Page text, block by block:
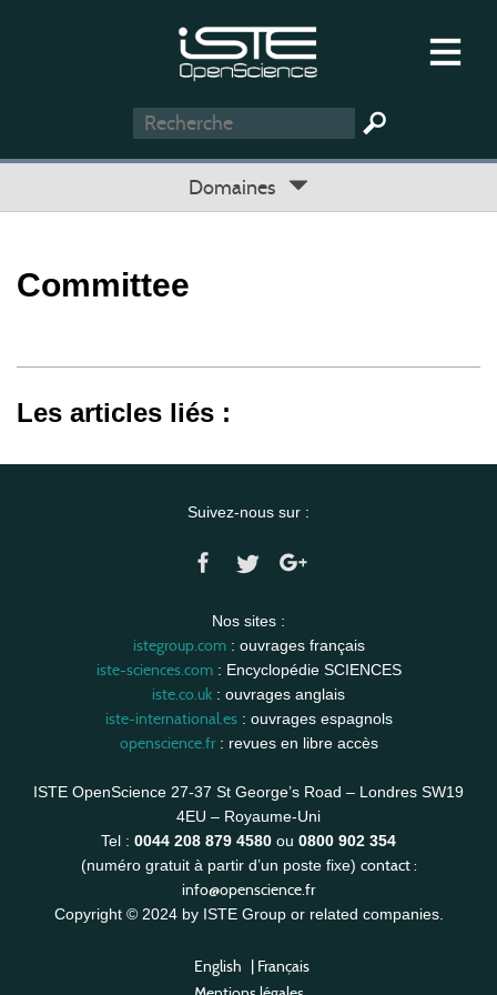
Domaines
Committee
Les articles liés :
Suivez-nous sur :
Nos sites :
istegroup.com: ouvrages français
iste-sciences.com: Encyclopédie SCIENCES
iste.co.uk : ouvrages anglais
iste-international.es: ouvrages espagnols
openscience.fr: revues en libre accès
ISTE OpenScience 27-37 St George’s Road – Londres SW19
4EU – Royaume-Uni
Tel : 0044 208 879 4580 ou 0800 902 354
(numéro gratuit à partir d’un poste fixe) contact :
info@openscience.fr
Copyright © 2024 by ISTE Group or related companies.
English | Français